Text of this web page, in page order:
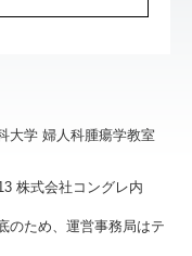
大学 婦人科腫瘍学教室
株式会社コングレ内
のため、運営事務局はテ